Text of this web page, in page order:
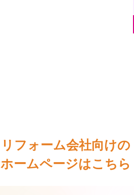
リフォーム会社向けの
ホームページはこちら